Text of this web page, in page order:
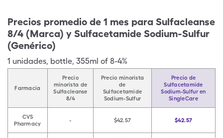
Precios promedio de 1 mes para Sulfacleanse
8/4 (Marca) y Sulfacetamide Sodium-Sulfur
(Genérico)
1 unidades, bottle, 355ml of 8-4%
Farmacia
Precio
minorista de
Sulfacleanse
8/4
Precio minorista
de
Sulfacetamide
Sodium-Sulfur
Precio de
Sulfacetamide
Sodium-Sulfur en
SingleCare
CVS
Pharmacy
- $42.57 $42.57